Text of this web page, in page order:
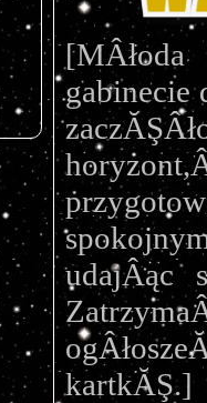
gabinecie
udajÂąc
kartkĂŞ.]